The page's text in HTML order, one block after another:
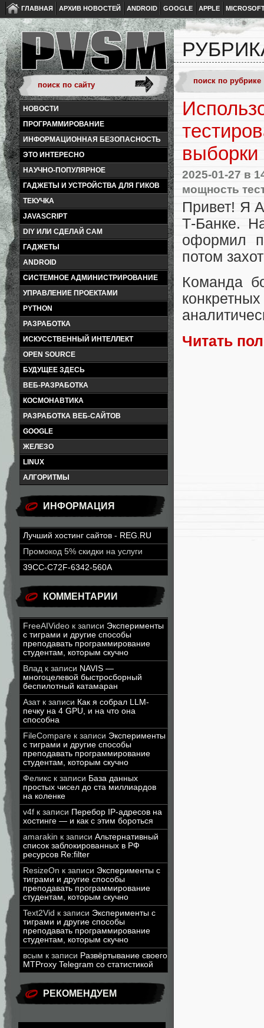
ГЛАВНАЯ АРХИВ НОВОСТЕЙ ANDROID GOOGLE APPLE
НОВОСТИ
ПРОГРАММИРОВАНИЕ
ИНФОРМАЦИОННАЯ БЕЗОПАСНОСТЬ
ЭТО ИНТЕРЕСНО
НАУЧНО-ПОПУЛЯРНОЕ
ГАДЖЕТЫ И УСТРОЙСТВА ДЛЯ ГИКОВ
ТЕКУЧКА
JAVASCRIPT
DIY ИЛИ СДЕЛАЙ САМ
ГАДЖЕТЫ
ANDROID
СИСТЕМНОЕ АДМИНИСТРИРОВАНИЕ
УПРАВЛЕНИЕ ПРОЕКТАМИ
PYTHON
РАЗРАБОТКА
ИСКУССТВЕННЫЙ ИНТЕЛЛЕКТ
OPEN SOURCE
БУДУЩЕЕ ЗДЕСЬ
ВЕБ-РАЗРАБОТКА
КОСМОНАВТИКА
РАЗРАБОТКА ВЕБ-САЙТОВ
GOOGLE
ЖЕЛЕЗО
LINUX
АЛГОРИТМЫ
ИНФОРМАЦИЯ
Лучший хостинг сайтов - REG.RU
Промокод 5% скидки на услуги
39CC-C72F-6342-560A
КОММЕНТАРИИ
FreeAIVideo к записи Эксперименты
с тиграми и другие способы
преподавать программирование
студентам, которым скучно
Влад к записи NAVIS —
многоцелевой быстросборный
беспилотный катамаран
Азатк записи Как я собрал LLM-
печку на 4 GPU, и на что она
способна
FileCompare к записи Эксперименты
с тиграми и другие способы
преподавать программирование
студентам, которым скучно
Феликс к записи База данных
простых чисел до ста миллиардов
на коленке
v4f к записи Перебор IP-адресов на
хостинге — и как с этим бороться
amarakin к записи Альтернативный
список заблокированных в РФ
ресурсов Re:filter
ResizeOn к записи Эксперименты с
тиграми и другие способы
преподавать программирование
студентам, которым скучно
Text2Vid к записи Эксперименты с
тиграми и другие способы
преподавать программирование
студентам, которым скучно
всым к записи Развёртывание своего
MTProxy Telegram со статистикой
РЕКОМЕНДУЕМ
выборки
2025-01-27 в
мощность
Привет! Я
Т-Банке.
оформил
потом
Команда
Читать